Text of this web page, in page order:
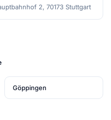
2, 70173 Stuttgart
Göppingen